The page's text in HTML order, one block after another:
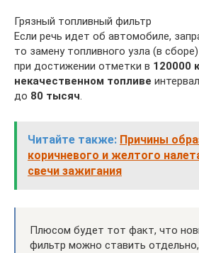
Грязный топливный фильтр
Если речь идет об автомобиле,
то замену топливного узла (в
при достижении отметки в 120000
некачественном топливе
до 80 тысяч.
Читайте также: Причины
коричневого и желтого
свечи зажигания
Плюсом будет тот факт, что
фильтр можно ставить